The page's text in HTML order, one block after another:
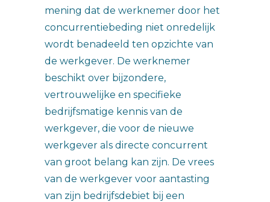
mening dat de werknemer door het
concurrentiebeding niet onredelijk
wordt benadeeld ten opzichte van
de werkgever. De werknemer
beschikt over bijzondere,
vertrouwelijke en specifieke
bedrijfsmatige kennis van de
werkgever, die voor de nieuwe
werkgever als directe concurrent
van groot belang kan zijn. De vrees
van de werkgever voor aantasting
van zijn bedrijfsdebiet bij een